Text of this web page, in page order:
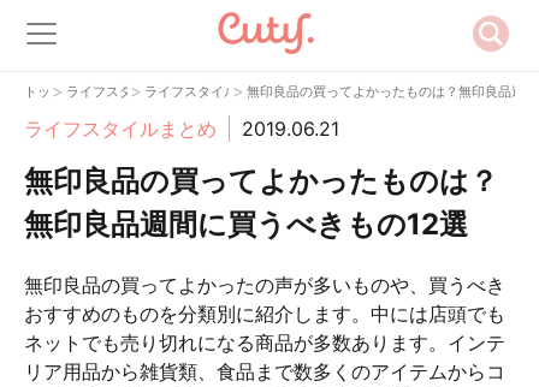
トップ
> ライフスタイル
> ライフスタイルまとめ
> 無印良品の買ってよかったものは？無印良品週
ライフスタイルまとめ 2019.06.21
無印良品の買ってよかったものは？
無印良品週間に買うべきもの12選
無印良品の買ってよかったの声が多いものや、買うべき
おすすめのものを分類別に紹介します。中には店頭でも
ネットでも売り切れになる商品が多数あります。インテ
リア用品から雑貨類、食品まで数多くのアイテムからコ